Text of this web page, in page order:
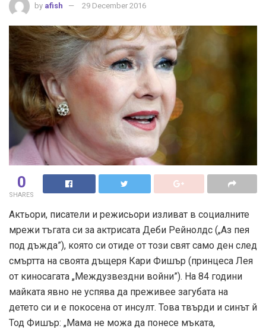
by afish 29 December 2016
0
SHARES
Актьори, писатели и режисьори изливат в социалните
мрежи тъгата си за актрисата Деби Рейнолдс („Аз пея
под дъжда”), която си отиде от този свят само ден след
смъртта на своята дъщеря Кари Фишър (принцеса Лея
от киносагата „Междузвездни войни”). На 84 години
майката явно не успява да преживее загубата на
детето си и е покосена от инсулт. Това твърди и синът й
Тод Фишър: „Мама не можа да понесе мъката,